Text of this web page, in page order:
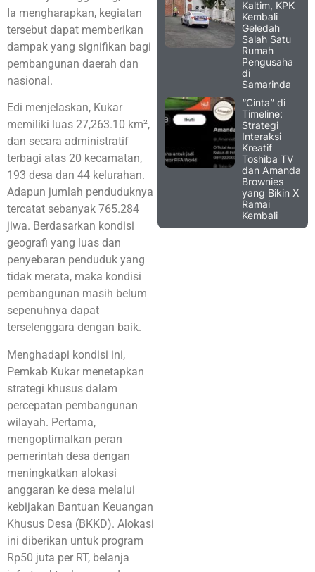
Ia mengharapkan, kegiatan
tersebut dapat memberikan
dampak yang signifikan bagi
pembangunan daerah dan
nasional.
Edi menjelaskan, Kukar
memiliki luas 27,263.10 km²,
dan secara administratif
terbagi atas 20 kecamatan,
193 desa dan 44 kelurahan.
Adapun jumlah penduduknya
tercatat sebanyak 765.284
jiwa. Berdasarkan kondisi
geografi yang luas dan
penyebaran penduduk yang
tidak merata, maka kondisi
pembangunan masih belum
sepenuhnya dapat
terselenggara dengan baik.
Menghadapi kondisi ini,
Pemkab Kukar menetapkan
strategi khusus dalam
percepatan pembangunan
wilayah. Pertama,
mengoptimalkan peran
pemerintah desa dengan
meningkatkan alokasi
anggaran ke desa melalui
kebijakan Bantuan Keuangan
Khusus Desa (BKKD). Alokasi
ini diberikan untuk program
Rp50 juta per RT, belanja
Kaltim, KPK
Kembali
Geledah
Salah Satu
Rumah
Pengusaha
di
Samarinda
“Cinta” di
Timeline:
Strategi
Interaksi
Kreatif
Toshiba TV
dan Amanda
Brownies
yang Bikin X
Ramai
Kembali